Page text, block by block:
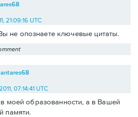
21:09:16 UTC
не опознаете ключевые цитаты.
antares68
07:14:41 UTC
моей образованности, а в Вашей
памяти.